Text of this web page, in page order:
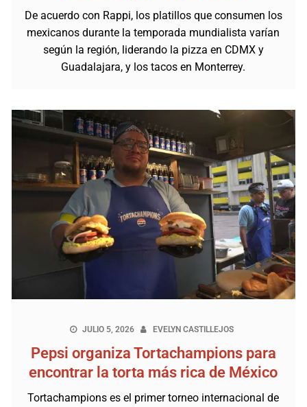
De acuerdo con Rappi, los platillos que consumen los
mexicanos durante la temporada mundialista varían
según la región, liderando la pizza en CDMX y
Guadalajara, y los tacos en Monterrey.
JULIO 5, 2026 EVELYN CASTILLEJOS
Pepsi organiza Tortachampions para
encontrar la torta más rica de México
Tortachampions es el primer torneo internacional de